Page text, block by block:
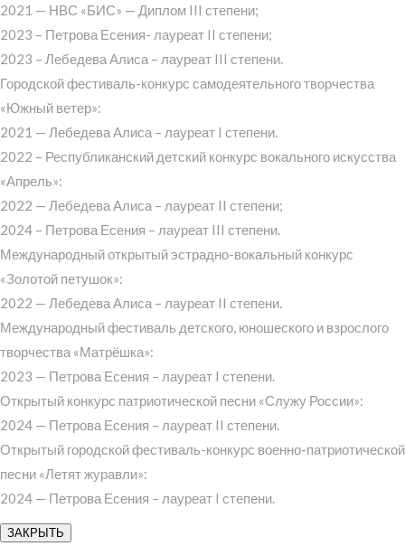
2021 — НВС «БИС» — Диплом III степени;
2023 – Петрова Есения- лауреат II степени;
2023 – Лебедева Алиса – лауреат III степени.
Городской фестиваль-конкурс самодеятельного творчества
«Южный ветер»:
2021 — Лебедева Алиса – лауреат I степени.
2022 – Республиканский детский конкурс вокального искусства
«Апрель»:
2022 — Лебедева Алиса – лауреат II степени;
2024 – Петрова Есения – лауреат III степени.
Международный открытый эстрадно-вокальный конкурс
«Золотой петушок»:
2022 — Лебедева Алиса – лауреат II степени.
Международный фестиваль детского, юношеского и взрослого
творчества «Матрёшка»:
2023 — Петрова Есения – лауреат I степени.
Открытый конкурс патриотической песни «Служу России»:
2024 — Петрова Есения – лауреат II степени.
Открытый городской фестиваль-конкурс военно-патриотической
песни «Летят журавли»:
2024 — Петрова Есения – лауреат I степени.
ЗАКРЫТЬ